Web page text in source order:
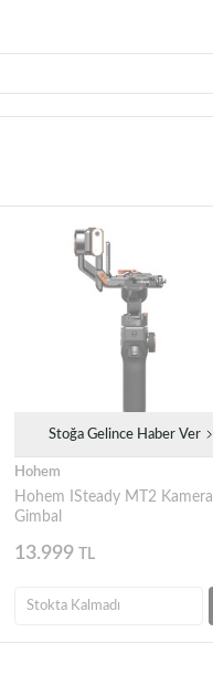
Stoğa Gelince Haber Ver
Hohem
Hohem ISteady MT2 Kamera
Gimbal
13.999 TL
Stokta Kalmadı